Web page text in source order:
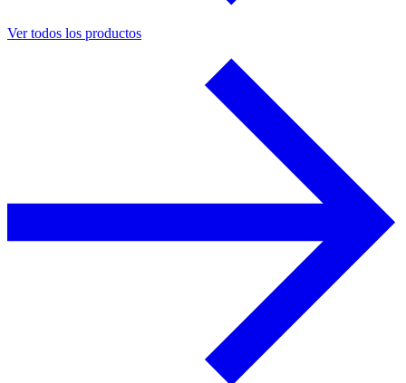
Ver todos los productos